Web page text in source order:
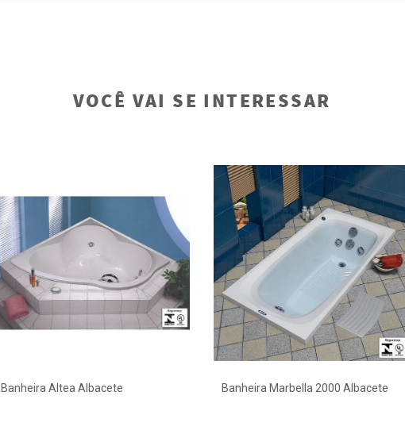
VOCÊ VAI SE INTERESSAR
Banheira Altea Albacete Banheira Marbella 2000 Albacete